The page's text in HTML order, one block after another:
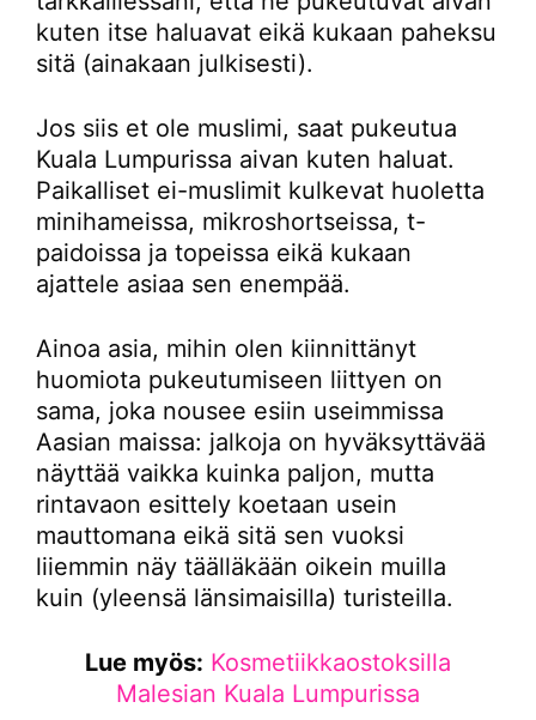
kuten itse haluavat eikä kukaan paheksu
sitä (ainakaan julkisesti).
Jos siis et ole muslimi, saat pukeutua
Kuala Lumpurissa aivan kuten haluat.
Paikalliset ei-muslimit kulkevat huoletta
minihameissa, mikroshortseissa, t-
paidoissa ja topeissa eikä kukaan
ajattele asiaa sen enempää.
Ainoa asia, mihin olen kiinnittänyt
huomiota pukeutumiseen liittyen on
sama, joka nousee esiin useimmissa
Aasian maissa: jalkoja on hyväksyttävää
näyttää vaikka kuinka paljon, mutta
rintavaon esittely koetaan usein
mauttomana eikä sitä sen vuoksi
liiemmin näy täälläkään oikein muilla
kuin (yleensä länsimaisilla) turisteilla.
Lue myös: Kosmetiikkaostoksilla
Malesian Kuala Lumpurissa